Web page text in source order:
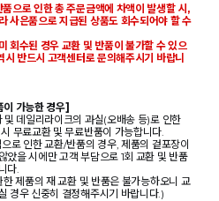
으로 인한 총 주문금액에 차액이 발생할 시,
사은품으로 지급된 상품도 회수되어야 할 수
회수된 경우 교환 및 반품이 불가할 수 있으
시 반드시 고객센터로 문의해주시기 바랍니
가능한 경우]
및 데일리라이크의 과실(오배송 등)로 인한
무료교환 및 무료반품이 가능합니다.
로 인한 교환/반품의 경우, 제품의 겉포장이
았을 시에만 고객 부담으로 1회 교환 및 반품
다.
한 제품의 재 교환 및 반품은 불가능하오니 교
경우 신중히 결정해주시기 바랍니다.)